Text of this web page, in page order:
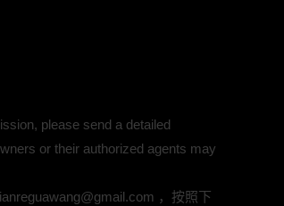
please send a detailed
or their authorized agents may
，按照下